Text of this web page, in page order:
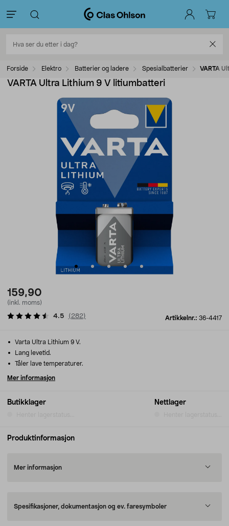
Forside Elektro Batterier og ladere Spesialbatterier VARTA
VARTA Ultra Lithium 9 V litiumbatteri
159,90
(inkl. moms)
Artikkelnr.: 36-4417
4.5 ( 282)
Butikklager Nettlager
Varta Ultra Lithium 9 V.
Lang levetid.
Tåler lave temperaturer.
Mer informasjon
Produktinformasjon
Mer informasjon
Spesifikasjoner, dokumentasjon og ev. faresymboler